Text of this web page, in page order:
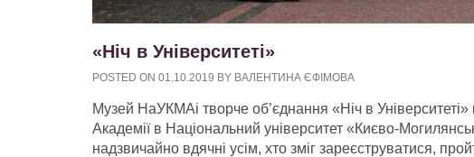
«Ніч в Університеті»
POSTED ON 01.10.2019 BY ВАЛЕНТИНА ЄФІМОВА
Музей НаУКМАі творче об’єднання «Ніч в
Академії в Національний університет «Києво-
надзвичайно вдячні усім, хто зміг зареєструватися,